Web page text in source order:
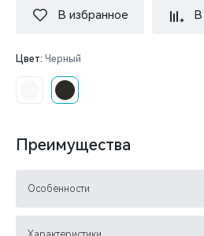
В избранное В
Цвет: Черный
Преимущества
Особенности